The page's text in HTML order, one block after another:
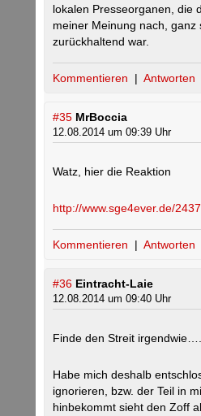
lokalen Presseorganen, die
meiner Meinung nach, ganz
zurückhaltend war.
Kommentieren | Antworten
#35 MrBoccia
12.08.2014 um 09:39 Uhr
Watz, hier die Reaktion
http://www.sge4ever.de/
Kommentieren | Antworten
#36 Eintracht-Laie
12.08.2014 um 09:40 Uhr
Finde den Streit
Habe mich deshalb
ignorieren, bzw. der Teil in
hinbekommt sieht den Zoff